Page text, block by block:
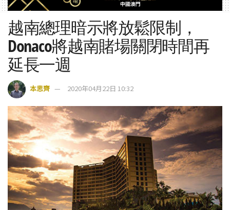
越南總理暗示將放鬆限制，
Donaco將越南賭場關閉時間再
延長一週
本思齊 2020年04月22日 10:32